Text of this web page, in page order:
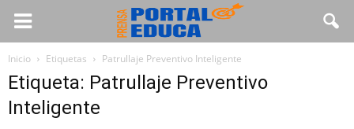
Inicio Etiquetas Patrullaje Preventivo Inteligente
Etiqueta: Patrullaje Preventivo
Inteligente